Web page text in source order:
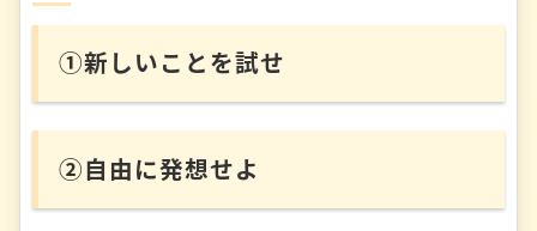
①新しいことを試せ
②自由に発想せよ